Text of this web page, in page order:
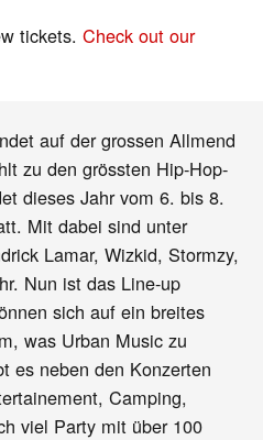
tickets.Check out our
auf der grossen Allmend
zu den grössten Hip-Hop-
dieses Jahr vom 6. bis 8.
Mit dabei sind unter
Lamar, Wizkid, Stormzy,
Nun ist das Line-up
sich auf ein breites
was Urban Music zu
es neben den Konzerten
Camping,
viel Party mit über 100